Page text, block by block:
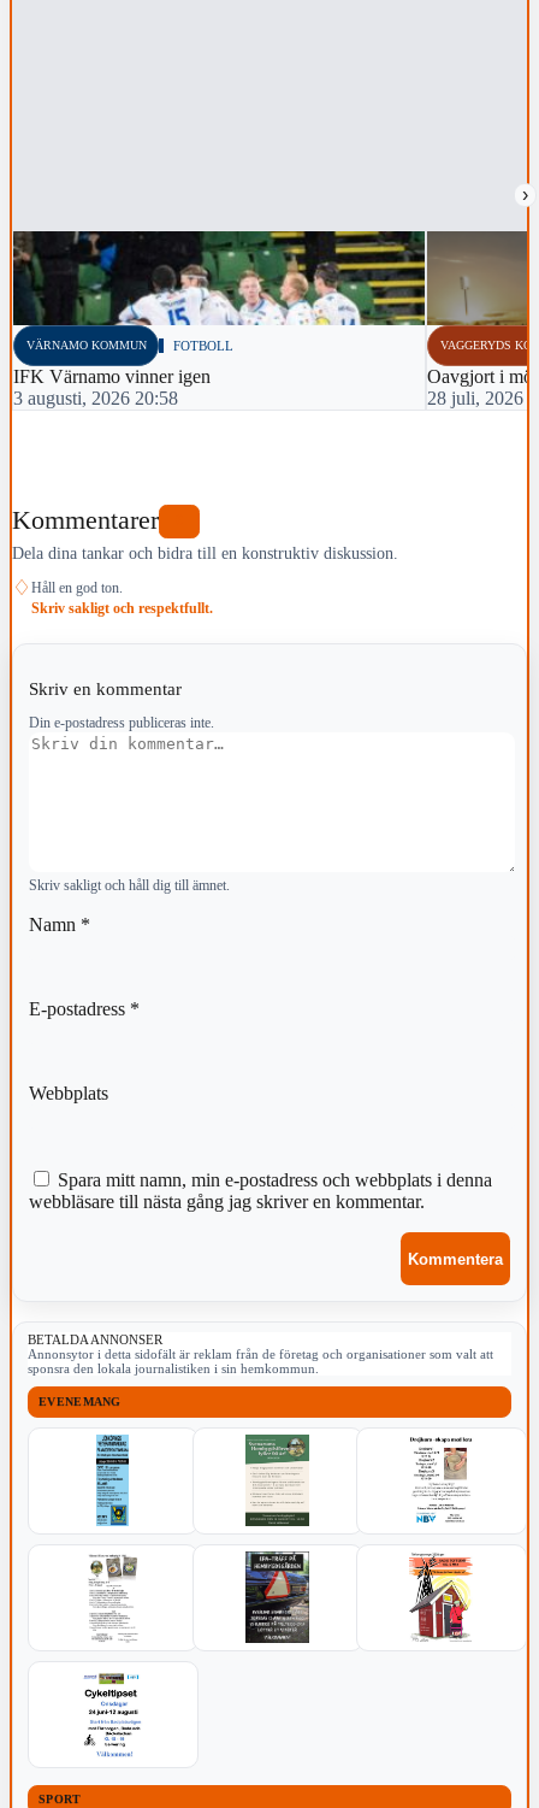
›
VÄRNAMO KOMMUN FOTBOLL
IFK Värnamo vinner igen
3 augusti, 2026 20:58
VAGGERYDS
Oavgjort i
28 juli, 2026
Kommentarer
Dela dina tankar och bidra till en konstruktiv diskussion.
♢ Håll en god ton.
Skriv sakligt och respektfullt.
Skriv en kommentar
Din e-postadress publiceras inte.
Kommentar
Skriv sakligt och håll dig till ämnet.
Namn *
E-postadress *
Webbplats
Spara mitt namn, min e-postadress och webbplats i denna
webbläsare till nästa gång jag skriver en kommentar.
BETALDA ANNONSER
Annonsytor i detta sidofält är reklam från de företag och organisationer som valt att
sponsra den lokala journalistiken i sin hemkommun.
EVENEMANG
SPORT